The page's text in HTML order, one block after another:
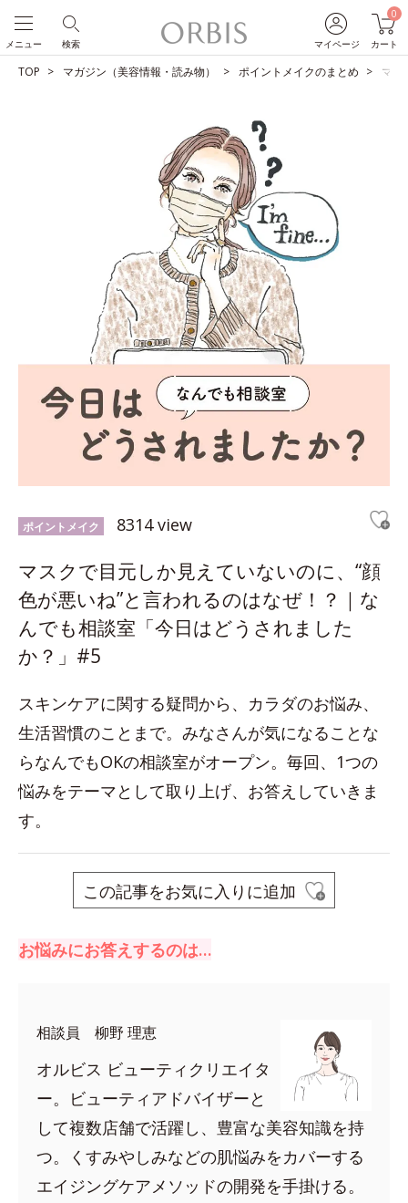
マイページ
0
カート
検索
メニュー
TOP マガジン（美容情報・読み物） ポイントメイクのまとめ マス
ポイントメイク 8314 view
マスクで目元しか見えていないのに、“顔
色が悪いね”と言われるのはなぜ！？｜な
んでも相談室「今日はどうされました
か？」#5
スキンケアに関する疑問から、カラダのお悩み、
生活習慣のことまで。みなさんが気になることな
らなんでもOKの相談室がオープン。毎回、1つの
悩みをテーマとして取り上げ、お答えしていきま
す。
この記事をお気に入りに追加
お悩みにお答えするのは…
相談員 柳野 理恵
オルビス ビューティクリエイタ
ー。ビューティアドバイザーと
して複数店舗で活躍し、豊富な美容知識を持
つ。くすみやしみなどの肌悩みをカバーする
エイジングケアメソッドの開発を手掛ける。